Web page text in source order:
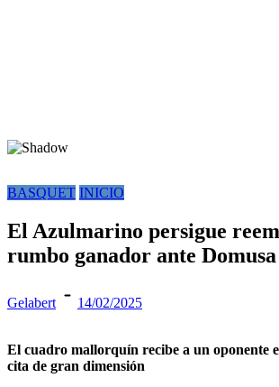
BASQUET INICIO
El Azulmarino persigue
rumbo ganador ante
Gelabert 14/02/2025
El cuadro mallorquín recibe a un oponente
cita de gran dimensión